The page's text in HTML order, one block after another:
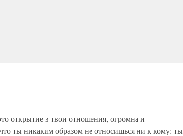
открытие в твои отношения, огромна и
ты никаким образом не относишься ни к кому: ты